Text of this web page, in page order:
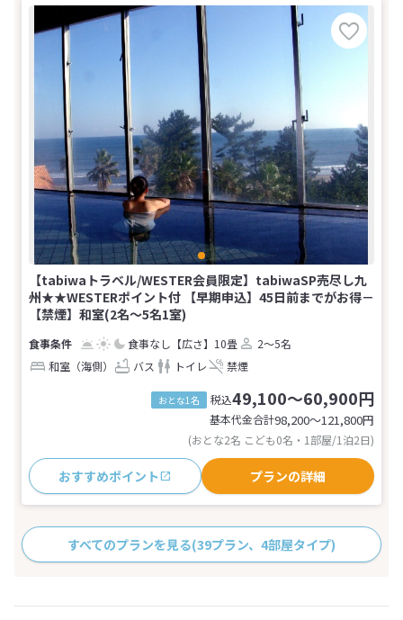
【tabiwaトラベル/WESTER会員限定】tabiwaSP売尽し九
州★★WESTERポイント付 【早期申込】45日前までがお得－
【禁煙】和室(2名～5名1室)
食事なし 【広さ】10畳
2～5名
和室（海側）
バス トイレ 禁煙
おとな1名 税込49,100～60,900円
基本代金合計98,200〜121,800円
(おとな2名 こども0名・1部屋/1泊2日)
おすすめポイント プランの詳細
すべてのプランを見る(39プラン、4部屋タイプ)